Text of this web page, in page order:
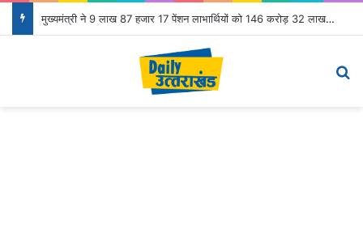
मुख्यमंत्री ने 9 लाख 87 हजार 17 पेंशन लाभार्थियों को 146 करोड़ 32 लाख की पेंशन राशि का किया भुगतान